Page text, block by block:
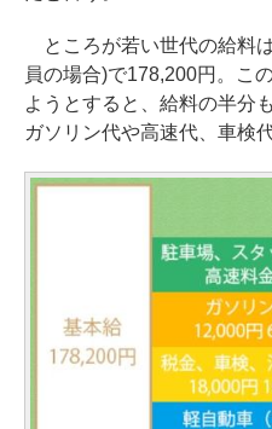
ところが若い世代の給料
員の場合)で178,200円。こ
ようとすると、給料の半分
ガソリン代や高速代、車検